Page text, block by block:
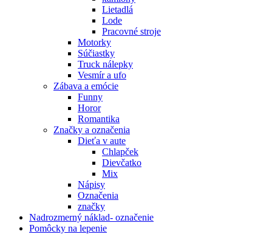
Lietadlá
Lode
Pracovné stroje
Motorky
Súčiastky
Truck nálepky
Vesmír a ufo
Zábava a emócie
Funny
Horor
Romantika
Značky a označenia
Dieťa v aute
Chlapček
Dievčatko
Mix
Nápisy
Označenia
značky
Nadrozmerný náklad- označenie
Pomôcky na lepenie